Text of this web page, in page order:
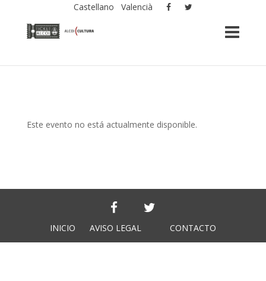
Castellano Valencià
Este evento no está actualmente disponible.
INICIO AVISO LEGAL CONTACTO